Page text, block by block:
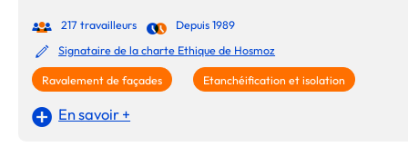
217 travailleurs
Depuis 1989
Signataire de la charte Ethique de Hosmoz
Ravalement de façades Etanchéification et isolation
En savoir +